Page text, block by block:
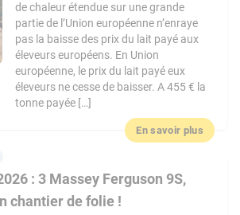
de chaleur étendue sur une grande
partie de l’Union européenne n’enraye
pas la baisse des prix du lait payé aux
éleveurs européens. En Union
européenne, le prix du lait payé eux
éleveurs ne cesse de baisser. A 455 € la
tonne payée […]
En savoir plus
: 3 Massey Ferguson 9S,
chantier de folie !